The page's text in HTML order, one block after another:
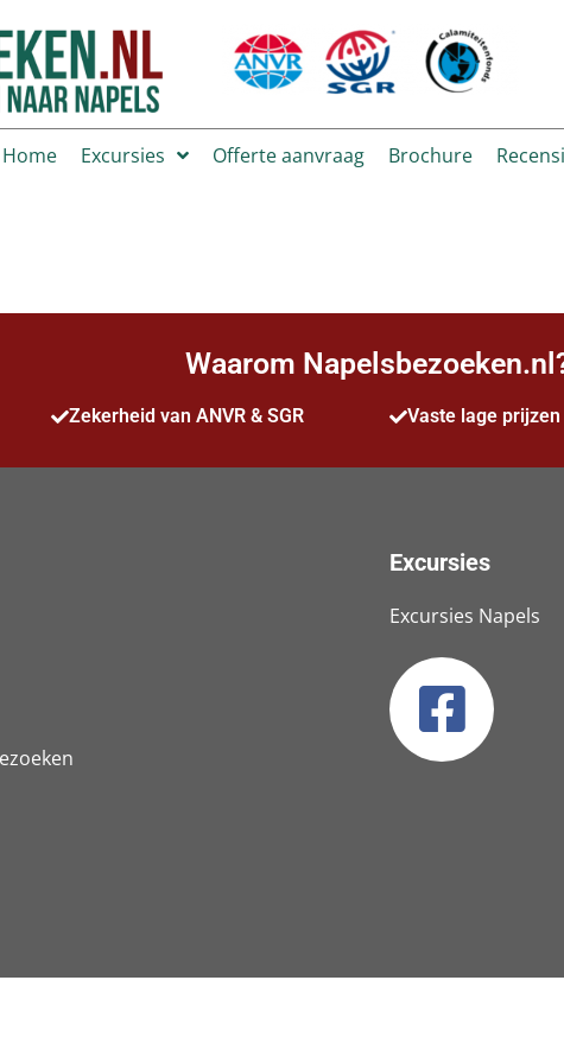
Home Excursies Offerte aanvraag Brochure
Waarom
Zekerheid van ANVR & SGR Vaste lage prijzen
Excursies
Excursies Napels